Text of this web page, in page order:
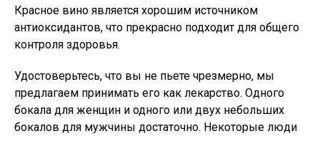
Красное вино является хорошим источником
антиоксидантов, что прекрасно подходит для общего
контроля здоровья.
Удостоверьтесь, что вы не пьете чрезмерно, мы
предлагаем принимать его как лекарство. Одного
бокала для женщин и одного или двух небольших
бокалов для мужчины достаточно. Некоторые люди